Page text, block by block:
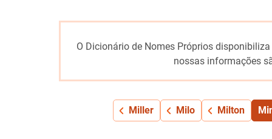
O Dicionário de Nomes Próprios
nossas informações
Miller Milo Milton